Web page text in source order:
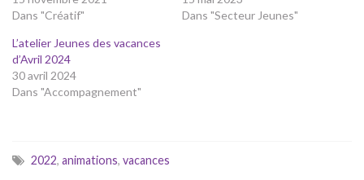
Dans "Créatif"
Dans "Secteur Jeunes"
L’atelier Jeunes des vacances
d’Avril 2024
30 avril 2024
Dans "Accompagnement"
2022, animations, vacances